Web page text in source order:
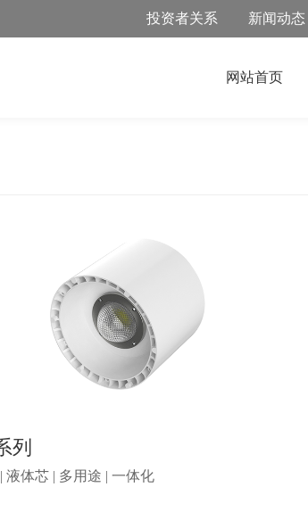
投资者关系 新闻动态
网站首页
列
液体芯 | 多用途 | 一体化